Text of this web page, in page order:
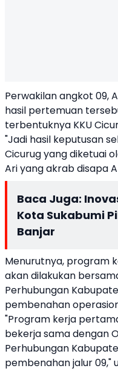
Perwakilan angkot 09,
hasil pertemuan
terbentuknya KKU
"Jadi hasil keputusan
Cicurug yang diketuai
Ari yang akrab disapa
Baca Juga:
Kota Sukabumi
Banjar
Menurutnya, program
akan dilakukan
Perhubungan
pembenahan
"Program kerja
bekerja sama dengan
Perhubungan
pembenahan jalur 09,"